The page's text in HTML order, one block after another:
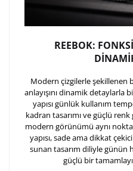
Lütfen font seçiniz
Ön İzleme
Kişiselleştirilmiş ürünlerin
sebebi ile 1-2 iş günü
tamamlandıktan sonra
Kişiselleştirilmiş
REEBOK:
Modern çizgilerle şekillenen
anlayışını dinamik detaylarla
yapısı günlük kullanım
kadran tasarımı ve güçlü
modern görünümü aynı
yapısı, sade ama dikkat
sunan tasarım diliyle günün
güçlü bir